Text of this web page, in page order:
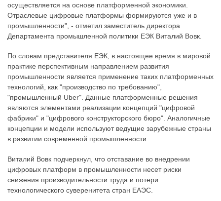
осуществляется на основе платформенной экономики.
Отраслевые цифровые платформы формируются уже и в
промышленности", - отметил заместитель директора
Департамента промышленной политики ЕЭК Виталий Вовк.
По словам представителя ЕЭК, в настоящее время в мировой
практике перспективным направлением развития
промышленности является применение таких платформенных
технологий, как "производство по требованию",
"промышленный Uber". Данные платформенные решения
являются элементами реализации концепций "цифровой
фабрики" и "цифрового конструкторского бюро". Аналогичные
концепции и модели используют ведущие зарубежные страны
в развитии современной промышленности.
Виталий Вовк подчеркнул, что отставание во внедрении
цифровых платформ в промышленности несет риски
снижения производительности труда и потери
технологического суверенитета стран ЕАЭС.